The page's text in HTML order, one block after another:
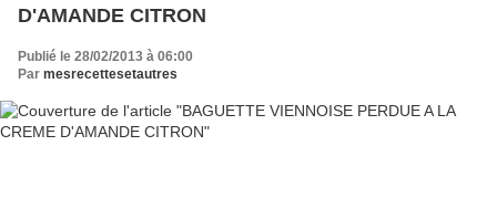
D'AMANDE CITRON
Publié le 28/02/2013 à 06:00
Par mesrecettesetautres